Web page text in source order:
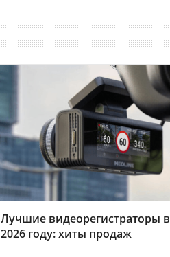
Лучшие видеорегистраторы в
2026 году: хиты продаж